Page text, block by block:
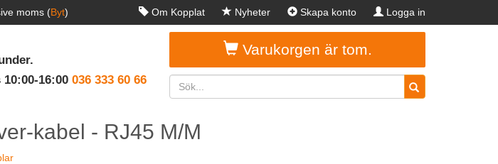
moms (Byt) Om Kopplat Nyheter Skapa konto Logga in
16:00 036 333 60 66
Varukorgen är tom.
kabel - RJ45 M/M